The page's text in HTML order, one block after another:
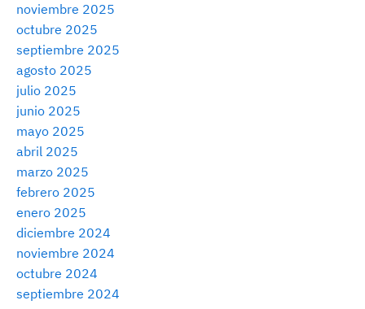
noviembre 2025
octubre 2025
septiembre 2025
agosto 2025
julio 2025
junio 2025
mayo 2025
abril 2025
marzo 2025
febrero 2025
enero 2025
diciembre 2024
noviembre 2024
octubre 2024
septiembre 2024